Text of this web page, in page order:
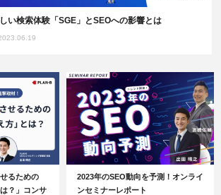
い検索体験「SGE」とSEOへの影響とは
るための
？」コンサ
2023年のSEO動向を予測！オンライ
ンセミナーレポート